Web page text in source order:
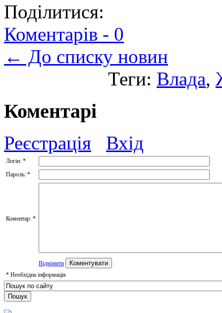
Поділитися:
Коментарів - 0
← До списку новин
Теги: Влада,
Коментарі
Реєстрація Вхід
Логін: *
Пароль: *
Коментар: *
Відмінити
* Необхідна інформація